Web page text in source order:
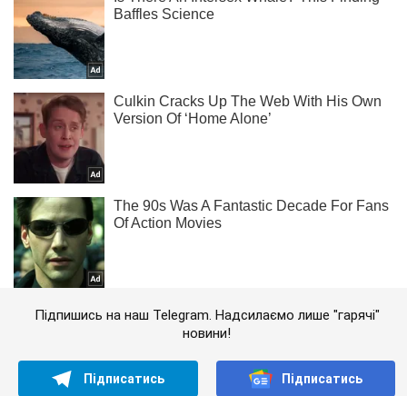
Підпишись на наш Telegram. Надсилаємо лише "гарячі"
новини!
Підписатись Підписатись